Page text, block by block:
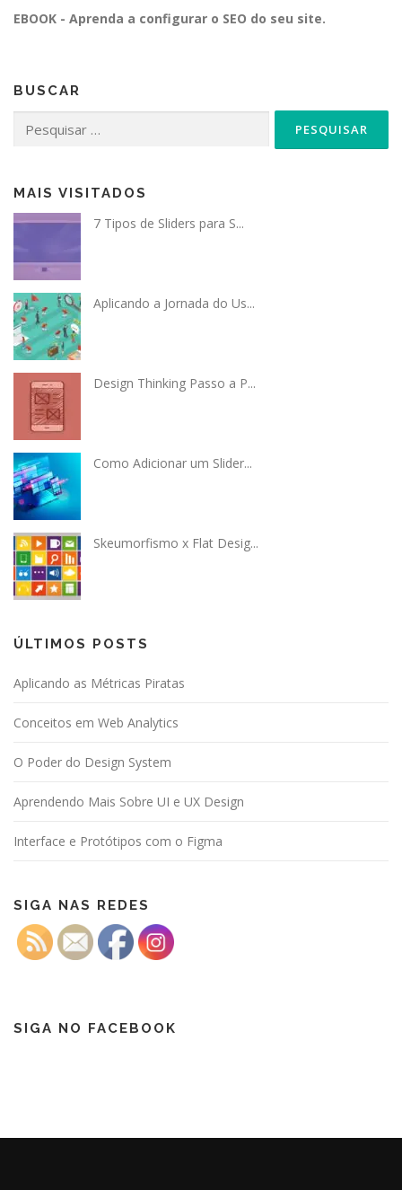
EBOOK - Aprenda a configurar o SEO do seu site.
BUSCAR
por:
MAIS VISITADOS
7 Tipos de Sliders para S...
Aplicando a Jornada do Us...
Design Thinking Passo a P...
Como Adicionar um Slider...
Skeumorfismo x Flat Desig...
ÚLTIMOS POSTS
Aplicando as Métricas Piratas
Conceitos em Web Analytics
O Poder do Design System
Aprendendo Mais Sobre UI e UX Design
Interface e Protótipos com o Figma
SIGA NAS REDES
SIGA NO FACEBOOK